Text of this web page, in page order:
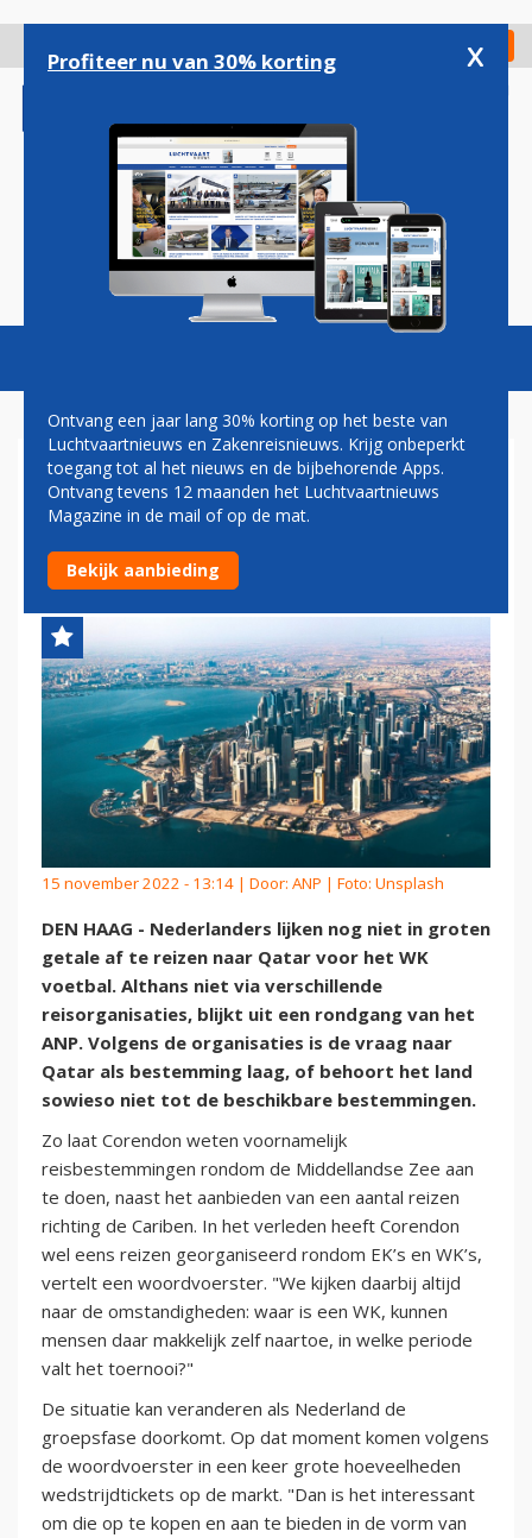
gaan
Check in
Magazine Podcasts Vacatures
REISORGANISATIES: WEINIG
ANIMO VOOR REIZEN
RICHTING WK-LAND QATAR
15 november 2022 - 13:14 | Door: ANP | Foto: Unsplash
DEN HAAG - Nederlanders lijken nog niet in groten
getale af te reizen naar Qatar voor het WK
voetbal. Althans niet via verschillende
reisorganisaties, blijkt uit een rondgang van het
ANP. Volgens de organisaties is de vraag naar
Qatar als bestemming laag, of behoort het land
sowieso niet tot de beschikbare bestemmingen.
Zo laat Corendon weten voornamelijk
reisbestemmingen rondom de Middellandse Zee aan
te doen, naast het aanbieden van een aantal reizen
richting de Cariben. In het verleden heeft Corendon
wel eens reizen georganiseerd rondom EK’s en WK’s,
vertelt een woordvoerster. "We kijken daarbij altijd
naar de omstandigheden: waar is een WK, kunnen
mensen daar makkelijk zelf naartoe, in welke periode
valt het toernooi?"
De situatie kan veranderen als Nederland de
groepsfase doorkomt. Op dat moment komen volgens
de woordvoerster in een keer grote hoeveelheden
wedstrijdtickets op de markt. "Dan is het interessant
om die op te kopen en aan te bieden in de vorm van
Profiteer nu van 30% korting x
Ontvang een jaar lang 30% korting op het beste van
Luchtvaartnieuws en Zakenreisnieuws. Krijg onbeperkt
toegang tot al het nieuws en de bijbehorende Apps.
Ontvang tevens 12 maanden het Luchtvaartnieuws
Magazine in de mail of op de mat.
Bekijk aanbieding